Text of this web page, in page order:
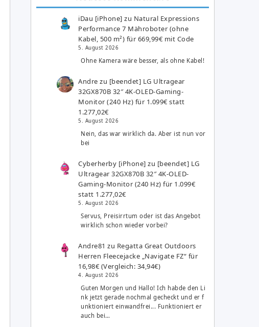
iDau [iPhone] zu Natural Expressions
Performance 7 Mähroboter (ohne
Kabel, 500 m²) für 669,99€ mit Code
5. August 2026
Ohne Kamera wäre besser, als ohne Kabel!
Andre zu [beendet] LG Ultragear
32GX870B 32″ 4K-OLED-Gaming-
Monitor (240 Hz) für 1.099€ statt
1.277,02€
5. August 2026
Nein, das war wirklich da. Aber ist nun vor
bei
Cyberherby [iPhone] zu [beendet] LG
Ultragear 32GX870B 32″ 4K-OLED-
Gaming-Monitor (240 Hz) für 1.099€
statt 1.277,02€
5. August 2026
Servus, Preisirrtum oder ist das Angebot
wirklich schon wieder vorbei?
Andre81 zu Regatta Great Outdoors
Herren Fleecejacke „Navigate FZ“ für
16,98€ (Vergleich: 34,94€)
4. August 2026
Guten Morgen und Hallo! Ich habde den Li
nk jetzt gerade nochmal gecheckt und er f
unktioniert einwandfrei... Funktioniert er
auch bei…